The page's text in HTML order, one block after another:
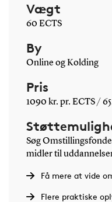
Vægt
60 ECTS
By
Online og Kolding
Pris
1090 kr. pr. ECTS /
Søg
midler til
Få mere at vide
Flere praktiske